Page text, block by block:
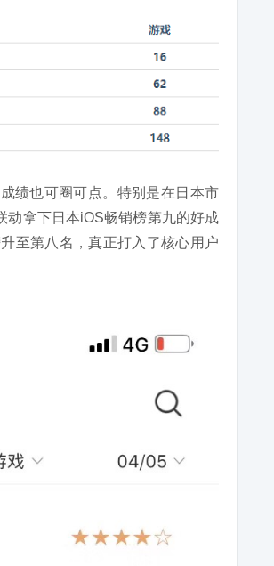
绩也可圈可点。特别是在日本市
动拿下日本iOS畅销榜第九的好成
至第八名，真正打入了核心用户